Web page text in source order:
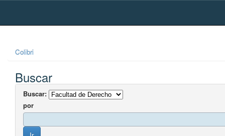
Skip
Colibri
Buscar
Buscar:
por